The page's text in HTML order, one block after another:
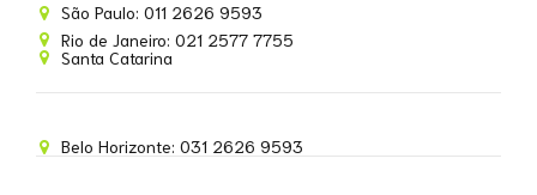
São Paulo: 011 2626 9593
Rio de Janeiro: 021 2577 7755
Santa Catarina
Belo Horizonte: 031 2626 9593
Online agora